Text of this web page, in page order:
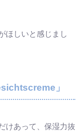
ほしいと感じまし
」
けあって、保湿力抜